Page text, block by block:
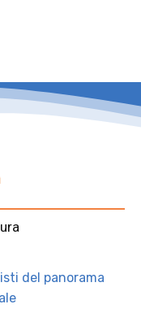
del panorama